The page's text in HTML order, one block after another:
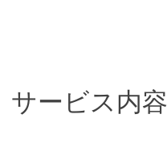
サービス内容